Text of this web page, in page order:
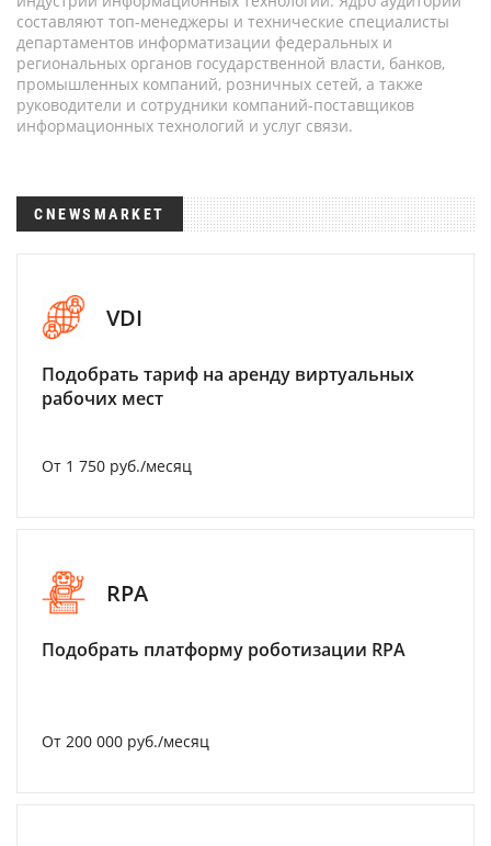
составляют топ-менеджеры и технические специалисты
департаментов информатизации федеральных и
региональных органов государственной власти, банков,
промышленных компаний, розничных сетей, а также
руководители и сотрудники компаний-поставщиков
информационных технологий и услуг связи.
CNEWSMARKET
VDI
Подобрать тариф на аренду виртуальных
рабочих мест
От 1 750 руб./месяц
RPA
Подобрать платформу роботизации RPA
От 200 000 руб./месяц